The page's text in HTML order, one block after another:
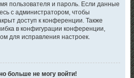
пользователя и пароль. Если данные
с администратором, чтобы
доступ к конференции. Также
в конфигурации конференции,
для исправления настроек.
больше не могу войти!